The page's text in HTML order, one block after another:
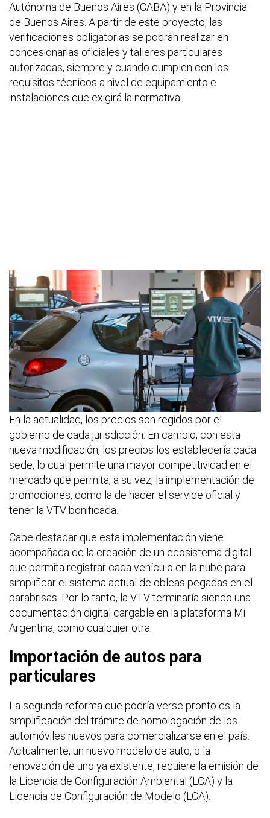
Autónoma de Buenos Aires (CABA) y en la Provincia
de Buenos Aires. A partir de este proyecto, las
verificaciones obligatorias se podrán realizar en
concesionarias oficiales y talleres particulares
autorizadas, siempre y cuando cumplen con los
requisitos técnicos a nivel de equipamiento e
instalaciones que exigirá la normativa.
En la actualidad, los precios son regidos por el
gobierno de cada jurisdicción. En cambio, con esta
nueva modificación, los precios los establecería cada
sede, lo cual permite una mayor competitividad en el
mercado que permita, a su vez, la implementación de
promociones, como la de hacer el service oficial y
tener la VTV bonificada.
Cabe destacar que esta implementación viene
acompañada de la creación de un ecosistema digital
que permita registrar cada vehículo en la nube para
simplificar el sistema actual de obleas pegadas en el
parabrisas. Por lo tanto, la VTV terminaría siendo una
documentación digital cargable en la plataforma Mi
Argentina, como cualquier otra.
Importación de autos para
particulares
La segunda reforma que podría verse pronto es la
simplificación del trámite de homologación de los
automóviles nuevos para comercializarse en el país.
Actualmente, un nuevo modelo de auto, o la
renovación de uno ya existente, requiere la emisión de
la Licencia de Configuración Ambiental (LCA) y la
Licencia de Configuración de Modelo (LCA).